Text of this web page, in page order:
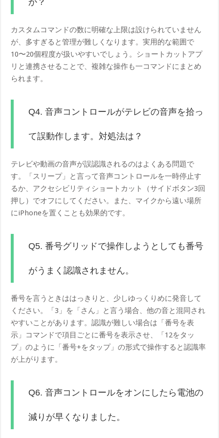
カスタムコマンドの数に明確な上限は設けられていません
が、多すぎると管理が難しくなります。実用的な範囲で
10〜20個程度が扱いやすいでしょう。ショートカットアプ
リと連携させることで、複雑な操作も一コマンドにまとめ
られます。
Q4. 音声コントロールがテレビの音声を拾っ
て誤動作します。対処法は？
テレビや動画の音声が誤認識されるのはよくある問題で
す。「スリープ」と言って音声コントロールを一時停止す
るか、アクセシビリティショートカット（サイドボタン3回
押し）でオフにしてください。また、マイクから遠い場所
にiPhoneを置くことも効果的です。
Q5. 番号グリッドで操作しようとしても番号
がうまく認識されません。
番号を言うときははっきりと、少しゆっくりめに発音して
ください。「3」を「さん」と言う場合、他の音と混同され
やすいことがあります。認識が難しい場合は「番号を表
示」コマンドで項目ごとに番号を表示させ、「12をタッ
プ」のように「番号+をタップ」の形式で操作すると認識率
が上がります。
Q6. 音声コントロールをオンにしたら電池の
減りが早くなりました。